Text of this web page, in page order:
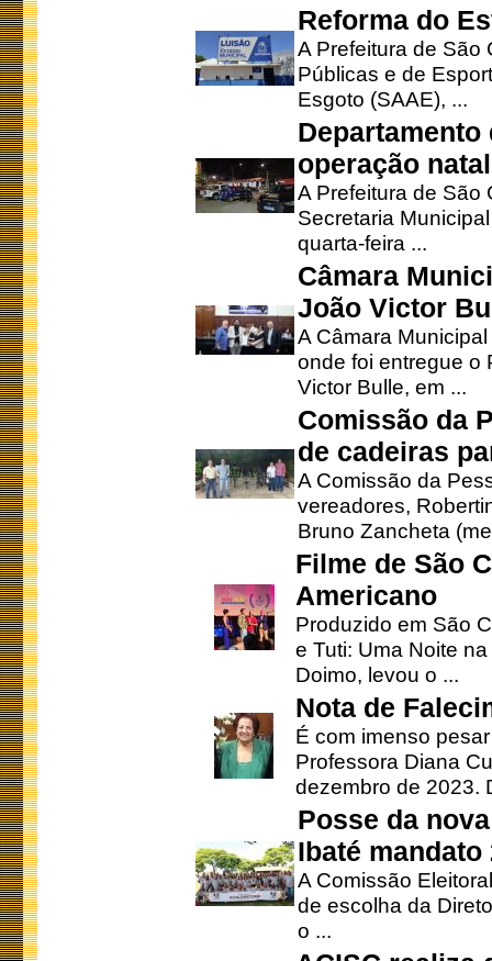
Reforma do
A Prefeitura de São
Públicas e de
Esgoto (SAAE), ...
operação
A Prefeitura de São
Secretaria
quarta-feira ...
Câmara
João Victor
A Câmara
onde foi entregue o
Victor Bulle, em ...
Comissão da
de cadeiras
A Comissão da
vereadores,
Bruno Zancheta
Filme de São
Americano
Produzido em São
e Tuti: Uma Noite
Doimo, levou o ...
Nota de
É com imenso
Professora Diana
dezembro de 2023.
Posse da
Ibaté mandato
A Comissão
de escolha da
o ...